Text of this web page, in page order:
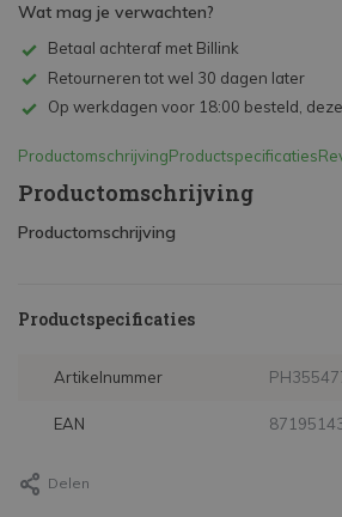
Wat mag je verwachten?
Betaal achteraf met Billink
Retourneren tot wel 30 dagen later
Op werkdagen voor 18:00 besteld,
ProductomschrijvingProductspecificaties
Productomschrijving
Productomschrijving
Productspecificaties
Artikelnummer
EAN
Delen